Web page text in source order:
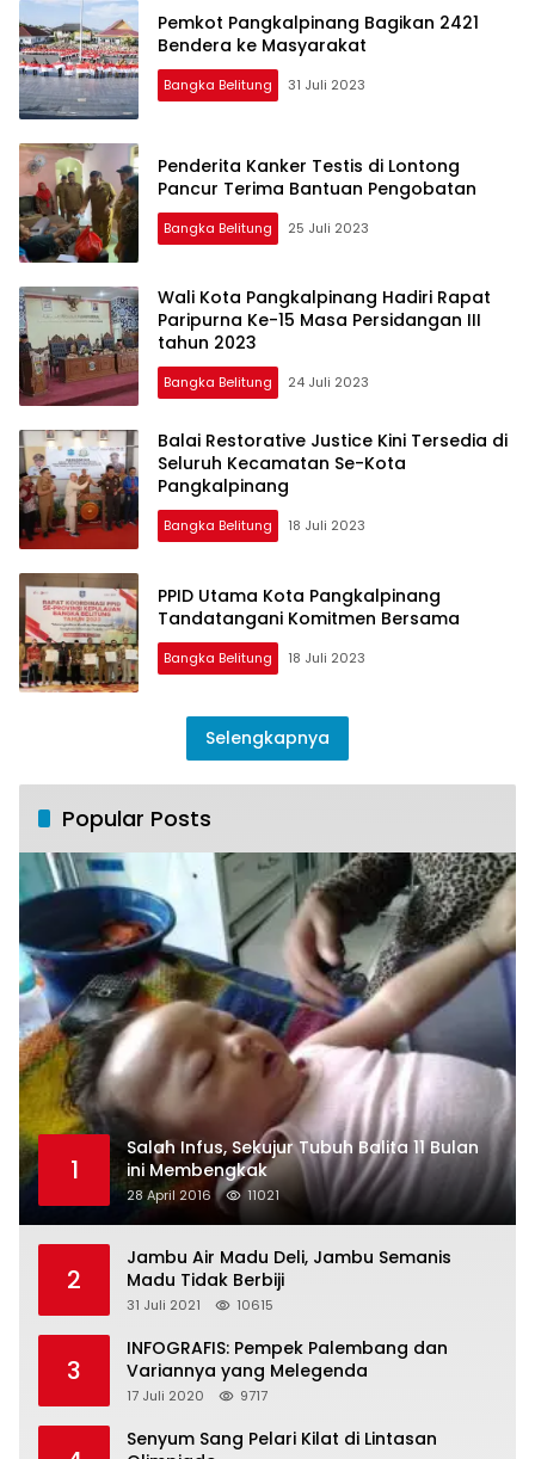
Pemkot Pangkalpinang Bagikan 2421
Bendera ke Masyarakat
Bangka Belitung 31 Juli 2023
Penderita Kanker Testis di Lontong
Pancur Terima Bantuan Pengobatan
Bangka Belitung 25 Juli 2023
Wali Kota Pangkalpinang Hadiri Rapat
Paripurna Ke-15 Masa Persidangan III
tahun 2023
Bangka Belitung 24 Juli 2023
Balai Restorative Justice Kini Tersedia di
Seluruh Kecamatan Se-Kota
Pangkalpinang
Bangka Belitung 18 Juli 2023
PPID Utama Kota Pangkalpinang
Tandatangani Komitmen Bersama
Bangka Belitung 18 Juli 2023
Selengkapnya
Popular Posts
1
Salah Infus, Sekujur Tubuh Balita 11 Bulan
ini Membengkak
28 April 2016 11021
2
Jambu Air Madu Deli, Jambu Semanis
Madu Tidak Berbiji
31 Juli 2021 10615
3
INFOGRAFIS: Pempek Palembang dan
Variannya yang Melegenda
17 Juli 2020 9717
Senyum Sang Pelari Kilat di Lintasan